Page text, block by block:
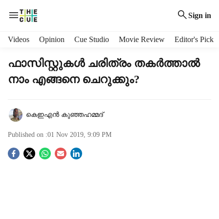
Sign in
Videos Opinion Cue Studio Movie Review Editor's Pick
ഫാസിസ്റ്റുകള്‍ ചരിത്രം തകര്‍ത്താല്‍
നാം എങ്ങനെ ചെറുക്കും?
കെഇഎന്‍ കുഞ്ഞഹമ്മദ്
Published on :01 Nov 2019, 9:09 PM
S